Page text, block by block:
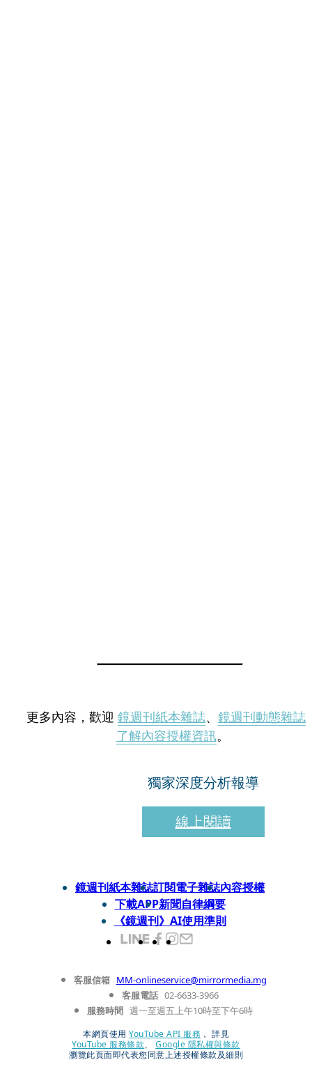
更多內容，歡迎 鏡週刊紙本雜誌、 鏡週刊動態雜誌
了解內容授權資訊。
獨家深度分析報導
線上閱讀
鏡週刊紙本雜誌訂閱電子雜誌內容授權
下載APP新聞自律綱要
《鏡週刊》AI使用準則
客服信箱 MM-onlineservice@mirrormedia.mg
客服電話 02-6633-3966
服務時間 週一至週五上午10時至下午6時
本網頁使用 YouTube API 服務 ， 詳見
YouTube 服務條款、
Google 隱私權與條款
瀏覽此頁面即代表您同意上述授權條款及細則